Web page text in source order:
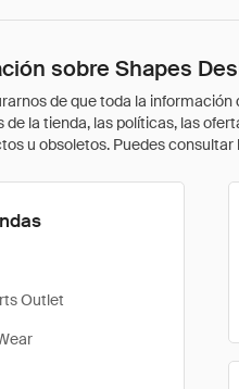
sobre Shapes
de que toda la
de la tienda, las políticas, las
u obsoletos. Puedes
Outlet